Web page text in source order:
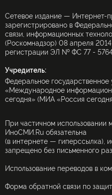
Сетевое издание — Интернет-
зарегистрировано в
связи, информационных
(Роскомнадзор) 08 апреля
регистрации ЭЛ № ФС 77 -
Учредитель:
Федеральное
«Международное
сегодня» (МИА «Россия
При частичном использовании
ИноСМИ.Ru обязательна
(в интернете — гиперссылка),
запрещено без письменного
Использование переводов в
Форма обратной связи по